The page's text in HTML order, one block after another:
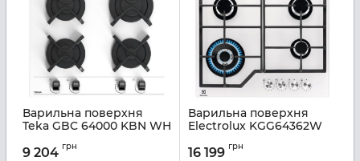
Варильна поверхня
Teka GBC 64000 KBN WH
Артикул: A135955
9 204 грн
Варильна поверхня
Electrolux KGG64362W
16 199 грн